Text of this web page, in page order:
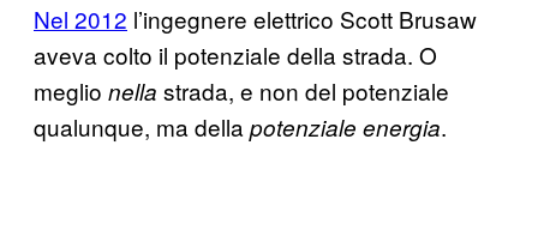
Nel 2012 l’ingegnere elettrico Scott Brusaw
aveva colto il potenziale della strada. O
meglio nella strada, e non del potenziale
qualunque, ma della potenziale energia.